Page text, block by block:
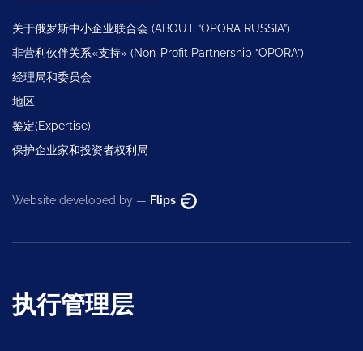
关于俄罗斯中小企业联合会 (ABOUT “OPORA RUSSIA”)
非营利伙伴关系«支持» (Non-Profit Partnership “OPORA”)
经理局和委员会
地区
鉴定(Expertise)
保护企业家和投资者权利局
Website developed by — Flips
执行管理层